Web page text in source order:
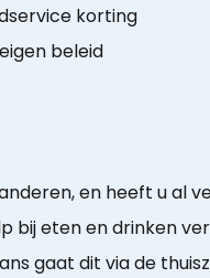
korting
beleid
en heeft u al
bij eten en drinken
gaat dit via de